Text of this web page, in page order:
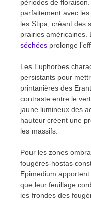
périodes de
parfaitement avec
les Stipa, créant des
prairies américaines.
séchées prolonge
Les Euphorbes
persistants pour
printanières des
contraste entre le
jaune lumineux des
hauteur créent une
les massifs.
Pour les zones
fougères-hostas
Epimedium
que leur feuillage
les frondes des